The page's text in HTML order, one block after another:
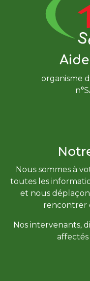
organisme
Nous sommes à
toutes les
et nous
rencontrer
Nos intervenants,
affectés